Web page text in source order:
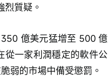
質疑。
億美元猛增至 500 億
從一家利潤穩定的軟件公
弱的市場中備受懲罰。